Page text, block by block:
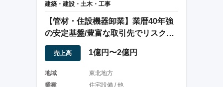
建築・建設・土木・工事
【管材・住設機器卸業】業暦40年強
の安定基盤/豊富な取引先でリスク分
散
売上高 1億円〜2億円
地域
東北地方
業種
住宅設備 / 他